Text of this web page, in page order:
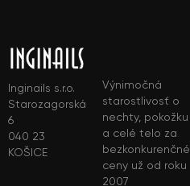
Inginails s.r.o.
Starozagorská
6
040 23
KOŠICE
Výnimočná
starostlivosť o
nechty, pokožku
a celé telo za
bezkonkurenčné
ceny už od roku
2007